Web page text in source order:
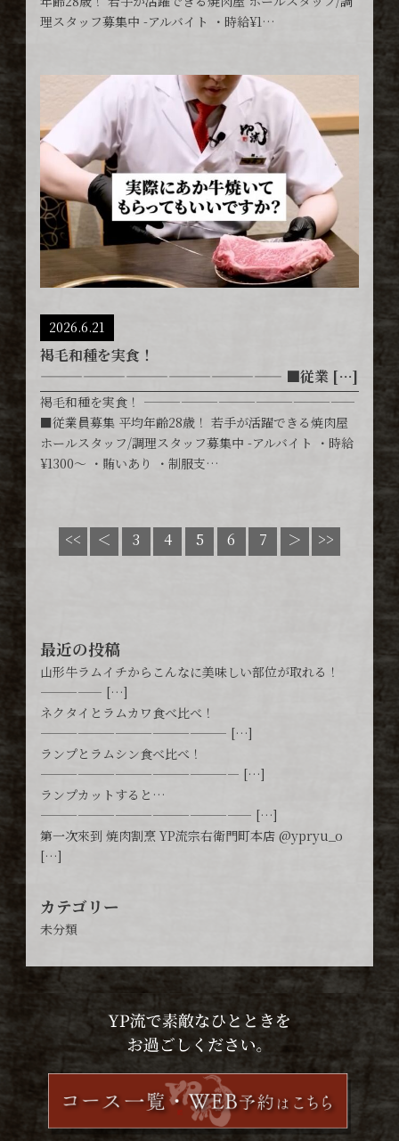
理スタッフ募集中 -アルバイト ・時給¥1…
2026.6.21
褐毛和種を実食！
————————————————— ■従業 […]
褐毛和種を実食！ —————————————————
■従業員募集 平均年齢28歳！ 若手が活躍できる焼肉屋
ホールスタッフ/調理スタッフ募集中 -アルバイト ・時給
¥1300〜 ・賄いあり ・制服支…
<< ＜ 3 4 5 6 7 ＞ >>
最近の投稿
山形牛ラムイチからこんなに美味しい部位が取れる！
————— […]
ネクタイとラムカワ食べ比べ！
——————————————— […]
ランプとラムシン食べ比べ！
———————————————— […]
ランプカットすると…
————————————————— […]
第一次來到 焼肉割烹 YP流宗右衛門町本店 @ypryu_o
[…]
カテゴリー
未分類